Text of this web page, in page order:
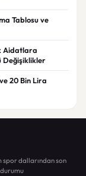
Tablosu ve
Aidatlara
Değişiklikler
20 Bin Lira
spor dallarından son